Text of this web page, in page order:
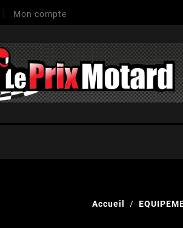
Mon compte
Accueil